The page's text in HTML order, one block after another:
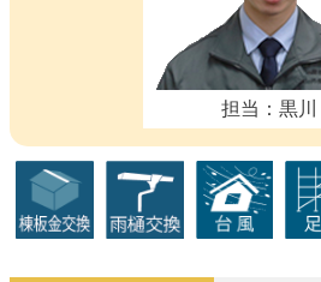
担当：黒川